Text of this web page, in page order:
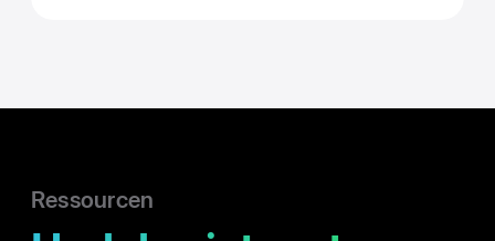
Ressourcen